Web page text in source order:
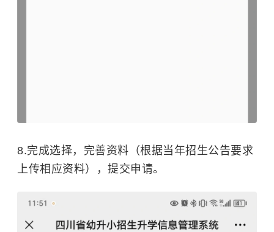
8.完成选择，完善资料（根据当年招生公告要求
上传相应资料），提交申请。